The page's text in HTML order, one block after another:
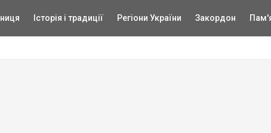
Історія і традиції Регіони України Закордон